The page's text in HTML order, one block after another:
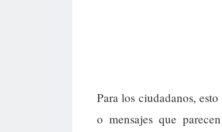
Para los ciudadanos,
o mensajes que